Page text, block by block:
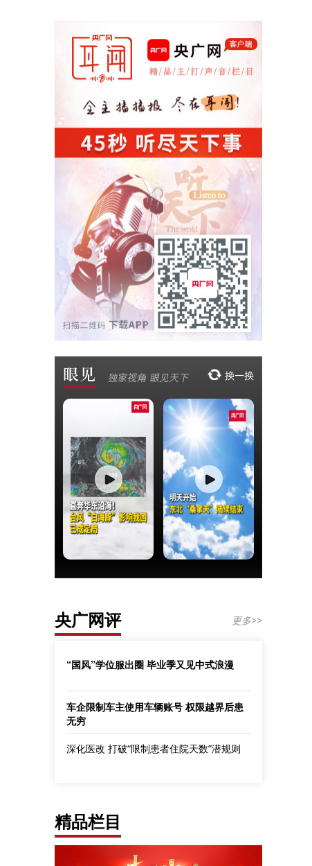
央广网评 更多>>
“国风”学位服出圈 毕业季又见中式浪漫
车企限制车主使用车辆账号 权限越界后患
无穷
深化医改 打破“限制患者住院天数”潜规则
精品栏目